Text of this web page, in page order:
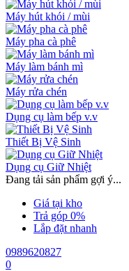
Máy hút khói / mùi
Máy pha cà phê
Máy làm bánh mì
Máy rửa chén
Dụng cụ làm bếp v.v
Thiết Bị Vệ Sinh
Dụng cụ Giữ Nhiệt
Đang tải sản phẩm gợi ý...
Giá tại kho
Trả góp 0%
Lắp đặt nhanh
0989620827
0